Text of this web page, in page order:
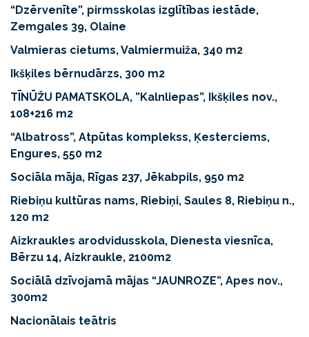
“Dzērvenīte”, pirmsskolas izglītības iestāde,
Zemgales 39, Olaine
Valmieras cietums, Valmiermuiža, 340 m2
Ikšķiles bērnudārzs, 300 m2
TĪNŪŽU PAMATSKOLA, ”Kalnliepas”, Ikšķiles nov.,
108+216 m2
“Albatross”, Atpūtas komplekss, Ķesterciems,
Engures, 550 m2
Sociāla māja, Rīgas 237, Jēkabpils, 950 m2
Riebiņu kultūras nams, Riebiņi, Saules 8, Riebiņu n.,
120 m2
Aizkraukles arodvidusskola, Dienesta viesnīca,
Bērzu 14, Aizkraukle, 2100m2
Sociālā dzīvojamā mājas “JAUNROZE”, Apes nov.,
300m2
Nacionālais teātris